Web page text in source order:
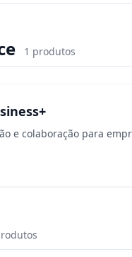
1 produtos
e colaboração para